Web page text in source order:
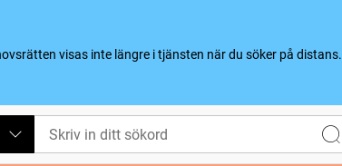
visas inte längre i tjänsten när du söker på distans.